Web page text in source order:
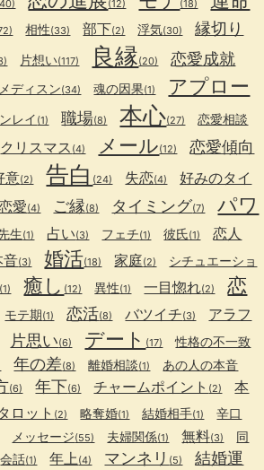
(12) (18)
相性(33) 部下(2) 浮気(30) 縁切り
片想い(117) 良縁(20) 恋愛成就
ディスン(34) 魂の因果(1)
アプロー
レイ (1) 職場(8) 本心(27) 恋愛相談
クリスマス (4) メール(12) 恋愛傾向
意(2) 告白 (24) 失恋(4)
好みのタイ
愛(4) ご縁(8) タイミング(7)
パワ
生(1) 占い(3) フェチ(1) 彼氏(1) 恋人
音(3) 婚活(18) 家庭(2)
シチュエーショ
(1) 癒し (12) 異性(1) 一目惚れ(2)
恋
モテ期(1) 恋活(8) バツイチ(3)
アラフ
片思い(6) デート (17) 性格の不一致
年の差(8) 離婚相談(1) あの人の本音
(6) 年下(6) チャームポイント (2)
本
ロット (2) 略奪婚(1) 結婚相手(1) 辛口
メッセージ(55) 夫婦関係(1) 無料(3)
同
会話(1) 年上(4) マンネリ (5) 結婚運